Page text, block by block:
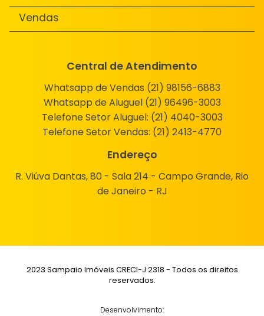
Vendas
Central de Atendimento
Whatsapp de Vendas (21) 98156-6883
Whatsapp de Aluguel (21) 96496-3003
Telefone Setor Aluguel: (21) 4040-3003
Telefone Setor Vendas: (21) 2413-4770
Endereço
R. Viúva Dantas, 80 - Sala 214 - Campo Grande, Rio
de Janeiro - RJ
2023 Sampaio Imóveis CRECI-J 2318 - Todos os direitos
reservados.
Desenvolvimento: